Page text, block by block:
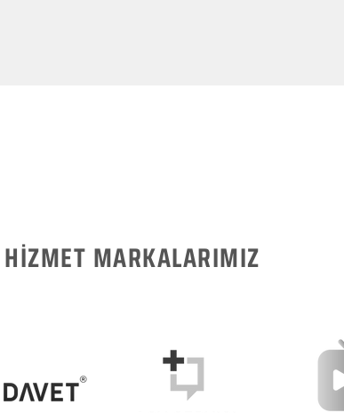
HİZMET MARKALARIMIZ